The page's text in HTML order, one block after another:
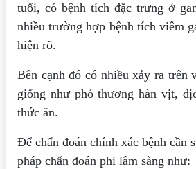
tuổi, có bệnh tích đặc trưng ở
nhiều trường hợp bệnh tích viêm
hiện rõ.
Bên cạnh đó có nhiều xảy ra trên
giống như phó thương hàn vịt,
thức ăn.
Để chẩn đoán chính xác bệnh cần
pháp chẩn đoán phi lâm sàng như: